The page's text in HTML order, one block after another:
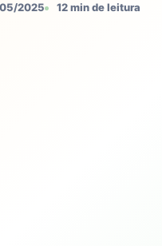
2025 12 min de leitura